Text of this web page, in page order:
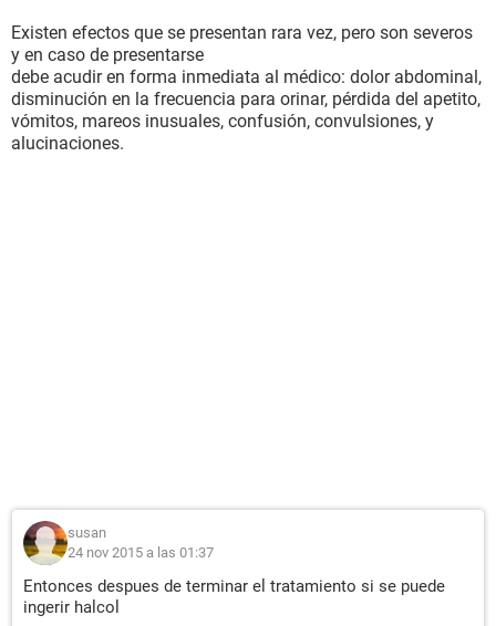
Existen efectos que se presentan rara vez, pero son severos
y en caso de presentarse
debe acudir en forma inmediata al médico: dolor abdominal,
disminución en la frecuencia para orinar, pérdida del apetito,
vómitos, mareos inusuales, confusión, convulsiones, y
alucinaciones.
susan
24 nov 2015 a las 01:37
Entonces despues de terminar el tratamiento si se puede
ingerir halcol